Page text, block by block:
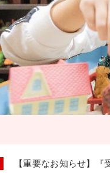
【重要なお知らせ】